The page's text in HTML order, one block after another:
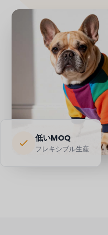
低いMOQ
フレキシブル生産